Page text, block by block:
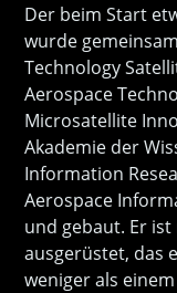
Der beim Start
wurde
Technology
Aerospace
Microsatellite
Akademie der
Information
Aerospace
und gebaut. Er
ausgerüstet, das
weniger als